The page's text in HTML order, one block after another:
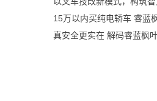
15万以内买纯电轿车 睿蓝
真安全更实在 解码睿蓝枫